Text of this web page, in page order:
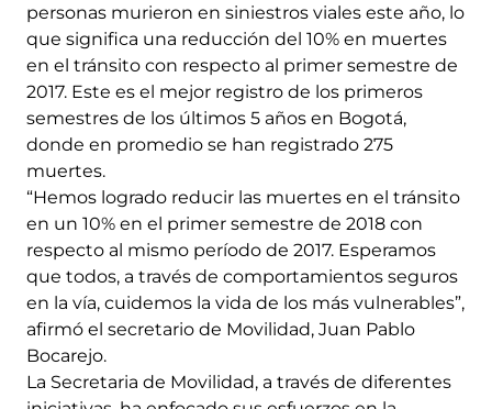
personas murieron en siniestros viales este año, lo
que significa una reducción del 10% en muertes
en el tránsito con respecto al primer semestre de
2017. Este es el mejor registro de los primeros
semestres de los últimos 5 años en Bogotá,
donde en promedio se han registrado 275
muertes.
“Hemos logrado reducir las muertes en el tránsito
en un 10% en el primer semestre de 2018 con
respecto al mismo período de 2017. Esperamos
que todos, a través de comportamientos seguros
en la vía, cuidemos la vida de los más vulnerables”,
afirmó el secretario de Movilidad, Juan Pablo
Bocarejo.
La Secretaria de Movilidad, a través de diferentes